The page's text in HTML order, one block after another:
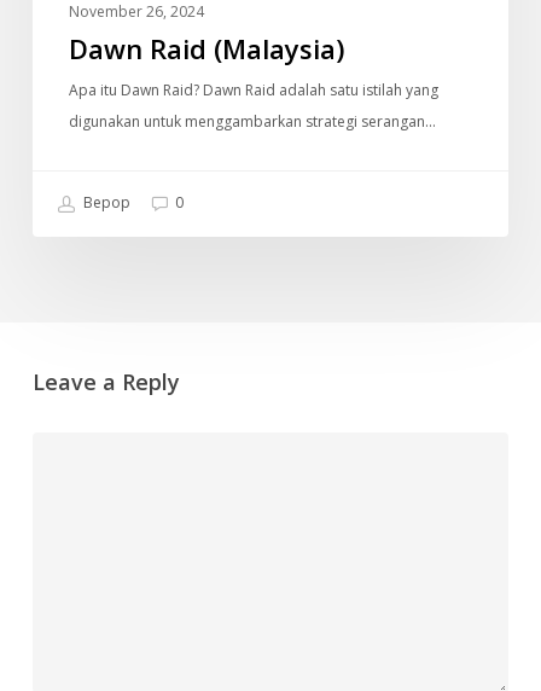
November 26, 2024
Dawn Raid (Malaysia)
Apa itu Dawn Raid? Dawn Raid adalah satu istilah yang
digunakan untuk menggambarkan strategi serangan…
Bepop 0
Leave a Reply